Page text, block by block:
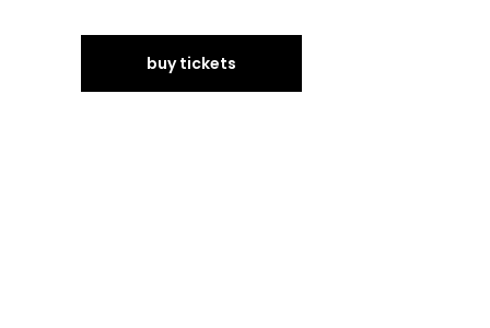
buy tickets